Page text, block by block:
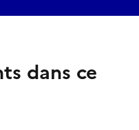
dans ce